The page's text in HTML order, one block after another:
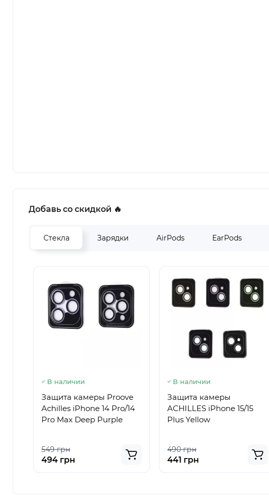
Добавь со скидкой 🔥
Стекла Зарядки AirPods EarPods
В наличии
Защита камеры Proove
Achilles iPhone 14 Pro/14
Pro Max Deep Purple
549 грн
494 грн
В наличии
Защита камеры
ACHILLES iPhone 15/15
Plus Yellow
490 грн
441 грн